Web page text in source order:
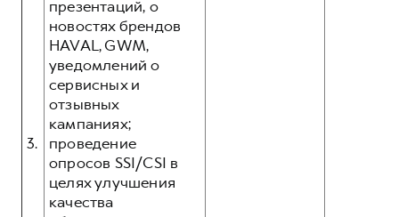
3.
презентаций, о
новостях брендов
HAVAL, GWM,
уведомлений о
сервисных и
отзывных
кампаниях;
проведение
опросов SSI/CSI в
целях улучшения
качества